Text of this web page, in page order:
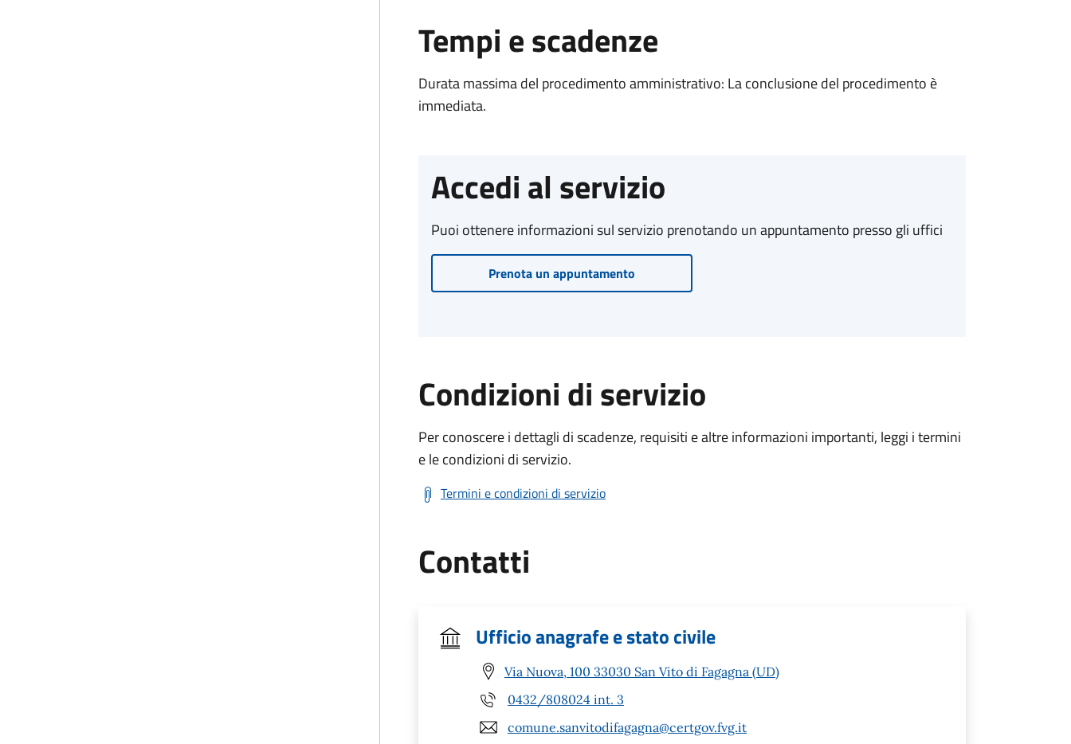
Tempi e scadenze
Durata massima del procedimento amministrativo: La conclusione del procedimento è
immediata.
Accedi al servizio
Puoi ottenere informazioni sul servizio prenotando un appuntamento presso gli uffici
Prenota un appuntamento
Condizioni di servizio
Per conoscere i dettagli di scadenze, requisiti e altre informazioni importanti, leggi i termini
e le condizioni di servizio.
Termini e condizioni di servizio
Contatti
Ufficio anagrafe e stato civile
Via Nuova, 100 33030 San Vito di Fagagna (UD)
0432/808024 int. 3
comune.sanvitodifagagna@certgov.fvg.it